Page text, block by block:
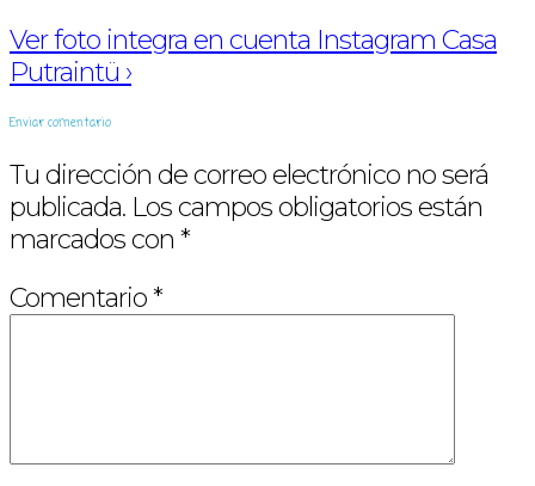
Ver foto integra en cuenta Instagram Casa
Putraintü ›
Enviar comentario
Tu dirección de correo electrónico no será
publicada. Los campos obligatorios están
marcados con *
Comentario*